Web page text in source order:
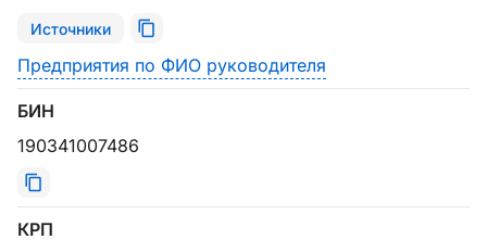
Источники
Предприятия по ФИО руководителя
БИН
190341007486
КРП